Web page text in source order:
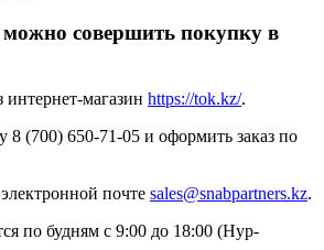
совершить покупку в
интернет-магазин https://tok.kz/.
8 (700) 650-71-05 и оформить заказ по
почте sales@snabpartners.kz.
по будням с 9:00 до 18:00 (Нур-